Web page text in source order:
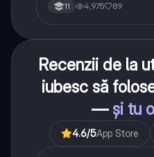
11 4,975 89
Recenzii de la
iubesc să
— și tu
4.6/5App Store